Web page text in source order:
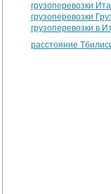
грузоперевозки
грузоперевозки
грузоперевозки в
расстояние